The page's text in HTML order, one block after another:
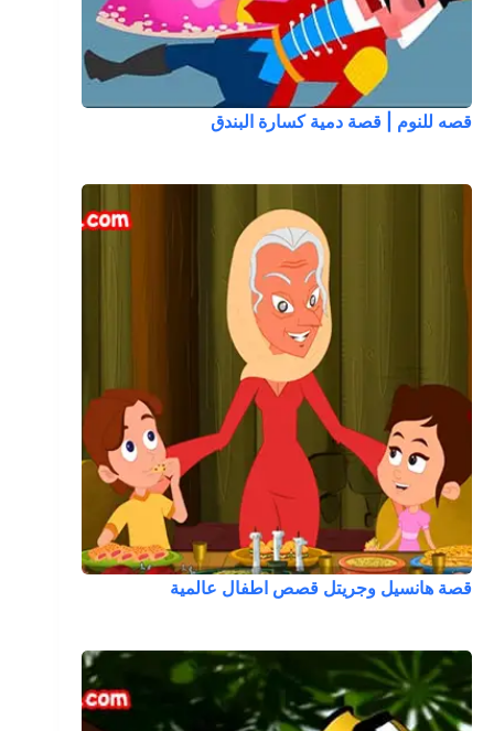
قصه للنوم | قصة دمية كسارة البندق
قصة هانسيل وجريتل قصص اطفال عالمية